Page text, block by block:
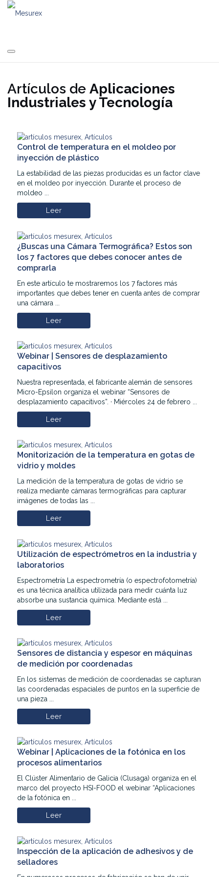
Saltar
Artículos de Aplicaciones
Industriales y Tecnología
Control de temperatura en el moldeo por
inyección de plástico
La estabilidad de las piezas producidas es un factor clave
en el moldeo por inyección. Durante el proceso de
moldeo ...
Leer
¿Buscas una Cámara Termográfica? Estos son
los 7 factores que debes conocer antes de
comprarla
En este artículo te mostraremos los 7 factores más
importantes que debes tener en cuenta antes de comprar
una cámara ...
Leer
Webinar | Sensores de desplazamiento
capacitivos
Nuestra representada, el fabricante alemán de sensores
Micro-Epsilon organiza el webinar “Sensores de
desplazamiento capacitivos”. · Miércoles 24 de febrero ...
Leer
Monitorización de la temperatura en gotas de
vidrio y moldes
La medición de la temperatura de gotas de vidrio se
realiza mediante cámaras termográficas para capturar
imágenes de todas las ...
Leer
Utilización de espectrómetros en la industria y
laboratorios
Espectrometría La espectrometría (o espectrofotometría)​
es una técnica analítica utilizada para medir cuánta luz
absorbe una sustancia química. Mediante está ...
Leer
Sensores de distancia y espesor en máquinas
de medición por coordenadas
En los sistemas de medición de coordenadas se capturan
las coordenadas espaciales de puntos en la superficie de
una pieza ...
Leer
Webinar | Aplicaciones de la fotónica en los
procesos alimentarios
El Clúster Alimentario de Galicia (Clusaga) organiza en el
marco del proyecto HSI-FOOD el webinar “Aplicaciones
de la fotónica en ...
Leer
Inspección de la aplicación de adhesivos y de
selladores